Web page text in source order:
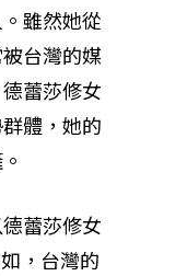
雖然她從
台灣的媒
蕾莎修女
體，她的
蕾莎修女
，台灣的